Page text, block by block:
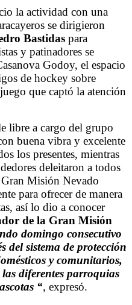
la actividad con una
se dirigieron
Bastidas para
y patinadores se
Godoy, el espacio
de hockey sobre
que captó la atención
libre a cargo del grupo
buena vibra y excelente
los presentes, mientras
deleitaron a todos
Misión Nevado
para ofrecer de manera
así lo dio a conocer
de la Gran Misión
domingo consecutivo
del sistema de protección
y comunitarios,
diferentes parroquias
“, expresó.